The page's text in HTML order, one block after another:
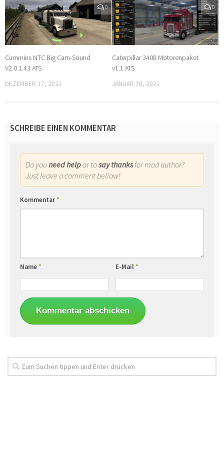
0
Cummins NTC Big Cam-Sound
V2.0 1.43 ATS
DEZEMBER 17, 2021
0
Caterpillar 3408 Motorenpaket
v1.1 ATS
JANUAR 30, 2021
SCHREIBE EINEN KOMMENTAR
Do youneed helpor tosay thanksfor mod author?
Just leave a comment bellow!
Kommentar*
Name* E-Mail*